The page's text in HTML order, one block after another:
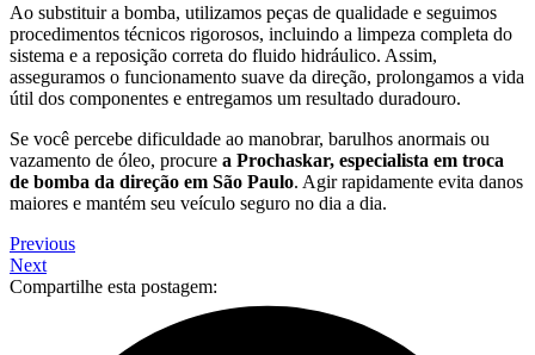
Ao substituir a bomba, utilizamos peças de qualidade e seguimos
procedimentos técnicos rigorosos, incluindo a limpeza completa do
sistema e a reposição correta do fluido hidráulico. Assim,
asseguramos o funcionamento suave da direção, prolongamos a vida
útil dos componentes e entregamos um resultado duradouro.
Se você percebe dificuldade ao manobrar, barulhos anormais ou
vazamento de óleo, procure a Prochaskar, especialista em troca
de bomba da direção em São Paulo. Agir rapidamente evita danos
maiores e mantém seu veículo seguro no dia a dia.
Previous
Next
Compartilhe esta postagem: